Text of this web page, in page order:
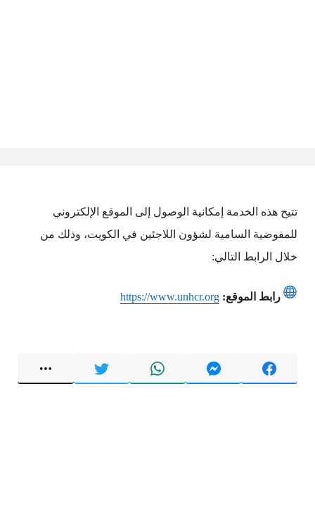
تتيح هذه الخدمة إمكانية الوصول إلى الموقع الإلكتروني
للمفوضية السامية لشؤون اللاجئين في الكويت، وذلك من
خلال الرابط التالي:
رابط الموقع: https://www.unhcr.org